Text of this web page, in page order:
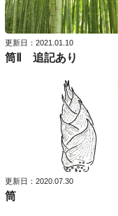
更新日：2021.01.10
筒Ⅱ 追記あり
更新日：2020.07.30
筒